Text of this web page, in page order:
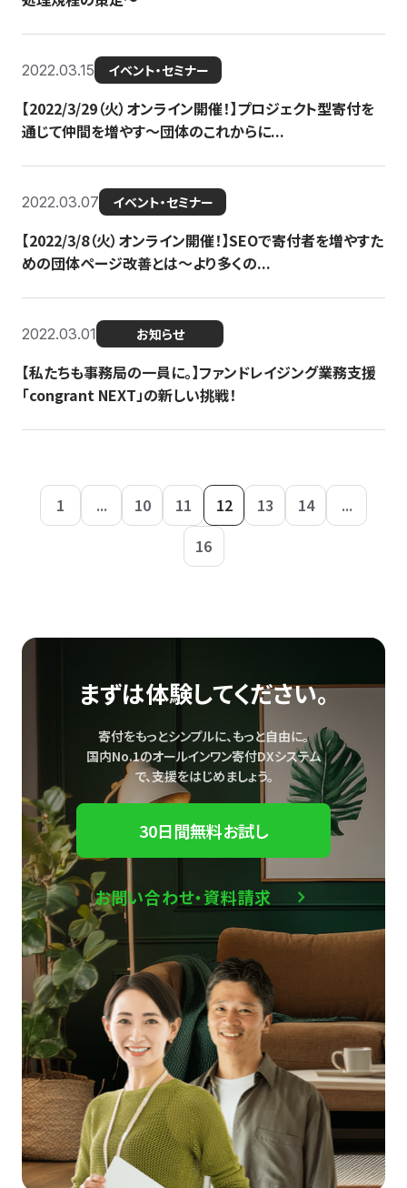
2022.03.15 イベント・セミナー
【2022/3/29（火）オンライン開催！】プロジェクト型寄付を
通じて仲間を増やす～団体のこれからに...
2022.03.07 イベント・セミナー
【2022/3/8（火）オンライン開催！】SEOで寄付者を増やすた
めの団体ページ改善とは～より多くの...
2022.03.01 お知らせ
【私たちも事務局の一員に。】ファンドレイジング業務支援
「congrant NEXT」の新しい挑戦！
1 ... 10 11 12 13 14
...
16
まずは体験してください。
寄付をもっとシンプルに、もっと自由に。
国内No.1のオールインワン寄付DXシステム
で、支援をはじめましょう。
30日間無料お試し
お問い合わせ・資料請求